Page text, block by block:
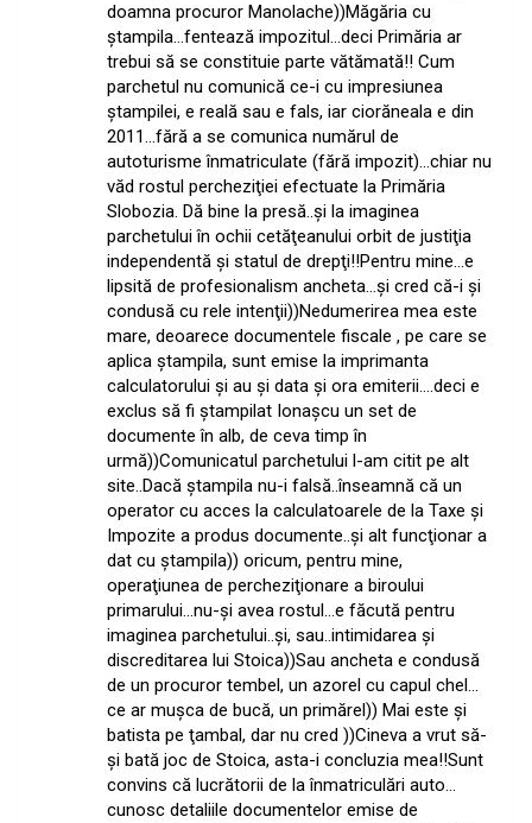
doamna procuror Manolache))Măgăria cu
ştampila…fentează impozitul…deci Primăria ar
trebui să se constituie parte vătămată!! Cum
parchetul nu comunică ce-i cu impresiunea
ştampilei, e reală sau e fals, iar ciorăneala e din
2011…fără a se comunica numărul de
autoturisme înmatriculate (fără impozit)…chiar nu
văd rostul percheziţiei efectuate la Primăria
Slobozia. Dă bine la presă..şi la imaginea
parchetului în ochii cetăţeanului orbit de justiţia
independentă şi statul de drepţi!!Pentru mine…e
lipsită de profesionalism ancheta…şi cred că-i şi
condusă cu rele intenţii))Nedumerirea mea este
mare, deoarece documentele fiscale , pe care se
aplica ştampila, sunt emise la imprimanta
calculatorului şi au şi data şi ora emiterii….deci e
exclus să fi ştampilat Ionaşcu un set de
documente în alb, de ceva timp în
urmă))Comunicatul parchetului l-am citit pe alt
site..Dacă ştampila nu-i falsă..înseamnă că un
operator cu acces la calculatoarele de la Taxe şi
Impozite a produs documente..şi alt funcţionar a
dat cu ştampila)) oricum, pentru mine,
operaţiunea de percheziţionare a biroului
primarului…nu-şi avea rostul…e făcută pentru
imaginea parchetului..şi, sau..intimidarea şi
discreditarea lui Stoica))Sau ancheta e condusă
de un procuror tembel, un azorel cu capul chel…
ce ar muşca de bucă, un primărel)) Mai este şi
batista pe ţambal, dar nu cred ))Cineva a vrut să-
şi bată joc de Stoica, asta-i concluzia mea!!Sunt
convins că lucrătorii de la înmatriculări auto…
cunosc detaliile documentelor emise de